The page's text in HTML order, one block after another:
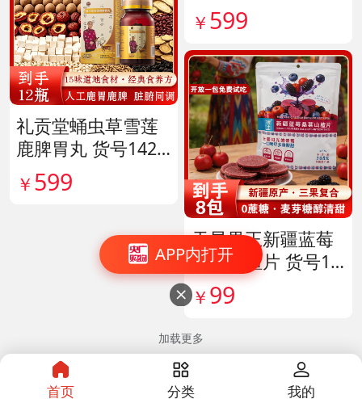
APP内打开

礼贡堂蛹虫草雪莲
鹿脾胃丸 货号1420
09
￥ 599
￥ 599
天昆果王新疆蓝莓
桑葚山楂片 货号14
1817
￥ 99
加载更多
首页 分类 我的